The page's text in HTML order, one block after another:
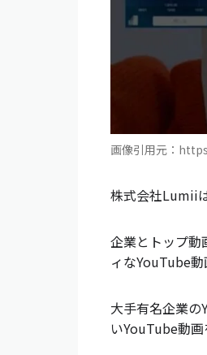
画像引用元：
株式会社Lumii
企業とトップ動
ィなYouTube動
大手有名企業
いYouTube動画